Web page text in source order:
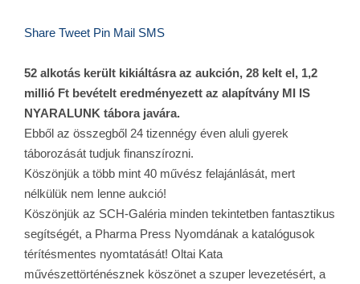
Share Tweet Pin Mail SMS
52 alkotás került kikiáltásra az aukción, 28 kelt el, 1,2
millió Ft bevételt eredményezett az alapítvány MI IS
NYARALUNK tábora javára.
Ebből az összegből 24 tizennégy éven aluli gyerek
táborozását tudjuk finanszírozni.
Köszönjük a több mint 40 művész felajánlását, mert
nélkülük nem lenne aukció!
Köszönjük az SCH-Galéria minden tekintetben fantasztikus
segítségét, a Pharma Press Nyomdának a katalógusok
térítésmentes nyomtatását! Oltai Kata
művészettörténésznek köszönet a szuper levezetésért, a